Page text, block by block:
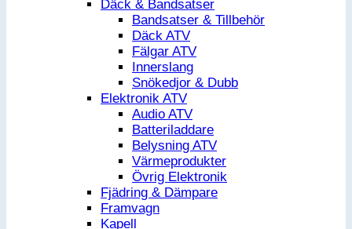
Däck & Bandsatser
Bandsatser & Tillbehör
Däck ATV
Fälgar ATV
Innerslang
Snökedjor & Dubb
Elektronik ATV
Audio ATV
Batteriladdare
Belysning ATV
Värmeprodukter
Övrig Elektronik
Fjädring & Dämpare
Framvagn
Kapell